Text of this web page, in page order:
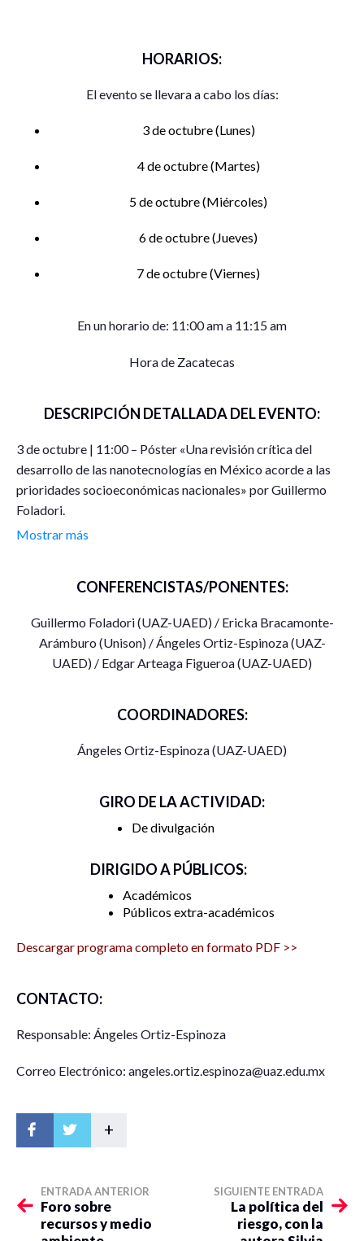
HORARIOS:
El evento se llevara a cabo los días:
3 de octubre (Lunes)
4 de octubre (Martes)
5 de octubre (Miércoles)
6 de octubre (Jueves)
7 de octubre (Viernes)
En un horario de: 11:00 am a 11:15 am
Hora de Zacatecas
DESCRIPCIÓN DETALLADA DEL EVENTO:
3 de octubre | 11:00 – Póster «Una revisión crítica del
desarrollo de las nanotecnologías en México acorde a las
prioridades socioeconómicas nacionales» por Guillermo
Foladori.
Bracamonte-Arámburo.
5 de octubre | 11:00– Póster «¿Qué es la 5g?» por Ángeles
Ortiz-Espinoza.
en México» por Edgar Arteaga Figueroa.
7 de otubre | 11:00 – Póster «¿Qué es la industria 4.0?» por
Mostrar más
CONFERENCISTAS/PONENTES:
Guillermo Foladori (UAZ-UAED) / Ericka Bracamonte-
Arámburo (Unison) / Ángeles Ortiz-Espinoza (UAZ-
UAED) / Edgar Arteaga Figueroa (UAZ-UAED)
COORDINADORES:
Ángeles Ortiz-Espinoza (UAZ-UAED)
GIRO DE LA ACTIVIDAD:
De divulgación
DIRIGIDO A PÚBLICOS:
Académicos
Públicos extra-académicos
Descargar programa completo en formato PDF >>
CONTACTO:
Responsable: Ángeles Ortiz-Espinoza
Correo Electrónico: angeles.ortiz.espinoza@uaz.edu.mx
+
ENTRADA ANTERIOR
Foro sobre
recursos y medio
SIGUIENTE ENTRADA
La política del
riesgo, con la